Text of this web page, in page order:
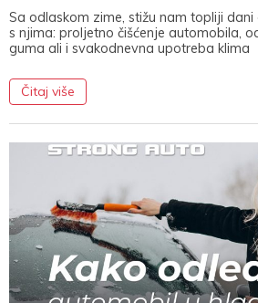
Sa odlaskom zime, stižu nam topliji
s njima: proljetno čišćenje automobila,
guma ali i svakodnevna upotreba klima
Čitaj više